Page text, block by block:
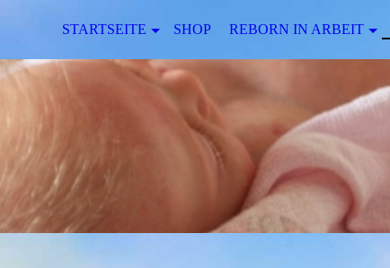
STARTSEITE SHOP REBORN IN ARBEIT